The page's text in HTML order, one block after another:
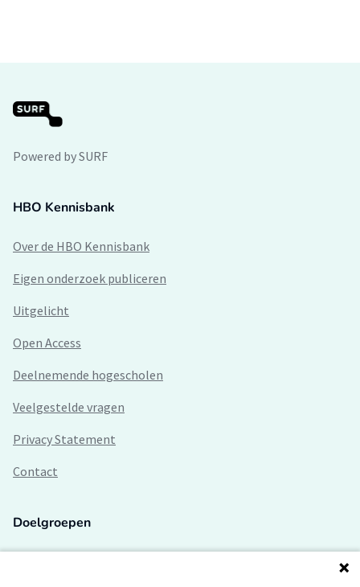
Powered by SURF
HBO Kennisbank
Over de HBO Kennisbank
Eigen onderzoek publiceren
Uitgelicht
Open Access
Deelnemende hogescholen
Veelgestelde vragen
Privacy Statement
Contact
Doelgroepen